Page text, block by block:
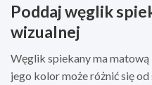
Poddaj węglik
wizualnej
Węglik spiekany ma
jego kolor może różnić się